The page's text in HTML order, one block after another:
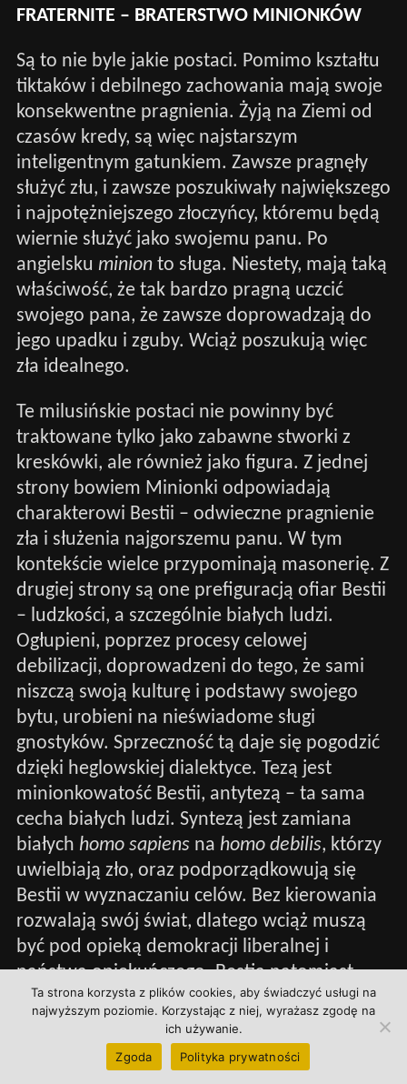
FRATERNITE – BRATERSTWO MINIONKÓW
Są to nie byle jakie postaci. Pomimo kształtu
tiktaków i debilnego zachowania mają swoje
konsekwentne pragnienia. Żyją na Ziemi od
czasów kredy, są więc najstarszym
inteligentnym gatunkiem. Zawsze pragnęły
służyć złu, i zawsze poszukiwały największego
i najpotężniejszego złoczyńcy, któremu będą
wiernie służyć jako swojemu panu. Po
angielsku minionto sługa. Niestety, mają taką
właściwość, że tak bardzo pragną uczcić
swojego pana, że zawsze doprowadzają do
jego upadku i zguby. Wciąż poszukują więc
zła idealnego.
Te milusińskie postaci nie powinny być
traktowane tylko jako zabawne stworki z
kreskówki, ale również jako figura. Z jednej
strony bowiem Minionki odpowiadają
charakterowi Bestii – odwieczne pragnienie
zła i służenia najgorszemu panu. W tym
kontekście wielce przypominają masonerię. Z
drugiej strony są one prefiguracją ofiar Bestii
– ludzkości, a szczególnie białych ludzi.
Ogłupieni, poprzez procesy celowej
debilizacji, doprowadzeni do tego, że sami
niszczą swoją kulturę i podstawy swojego
bytu, urobieni na nieświadome sługi
gnostyków. Sprzeczność tą daje się pogodzić
dzięki heglowskiej dialektyce. Tezą jest
minionkowatość Bestii, antytezą – ta sama
cecha białych ludzi. Syntezą jest zamiana
białych homo sapiensna homo debilis, którzy
uwielbiają zło, oraz podporządkowują się
Bestii w wyznaczaniu celów. Bez kierowania
rozwalają swój świat, dlatego wciąż muszą
być pod opieką demokracji liberalnej i
państwa opiekuńczego. Bestia natomiast
sama jest sługą diabła, bo w niego wierzy.
Ludzie, wykazujący myślenie talmudyczne
często postępują w ten sposób, że swoje
własne grzechy przekazują swoim ofiarom
Ta strona korzysta z plików cookies, aby świadczyć usługi na
najwyższym poziomie. Korzystając z niej, wyrażasz zgodę na
ich używanie.
Zgoda
Polityka prywatności